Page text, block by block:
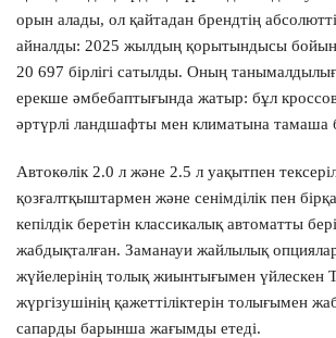
орын алады, ол қайтадан брендтің абсолютті
айналды: 2025 жылдың қорытындысы
20 697 бірлігі сатылды. Оның
ерекше әмбебаптығында жатыр: бұл
әртүрлі ландшафты мен климатына тамаша
Автокөлік 2.0 л және 2.5 л уақытпен
қозғалтқыштармен және сенімділік пен
кепілдік беретін классикалық автоматты
жабдықталған. Заманауи жайлылық
жүйелерінің толық жиынтығымен үйлескен
жүргізушінің қажеттіліктерін толығымен
сапарды барынша жағымды етеді.
Модель автомобиля *
Ваше имя *
Номер телефона *
Согласие на сбор и обработку